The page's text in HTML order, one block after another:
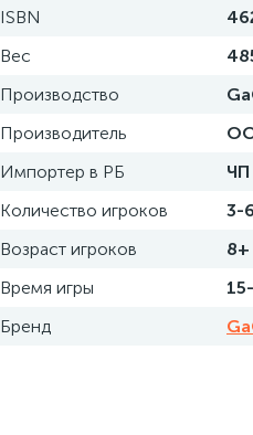
ISBN
Вес
Производство
Производитель
Импортер в РБ
ЧП
Количество игроков
3-6
Возраст игроков
8+
Время игры
Бренд